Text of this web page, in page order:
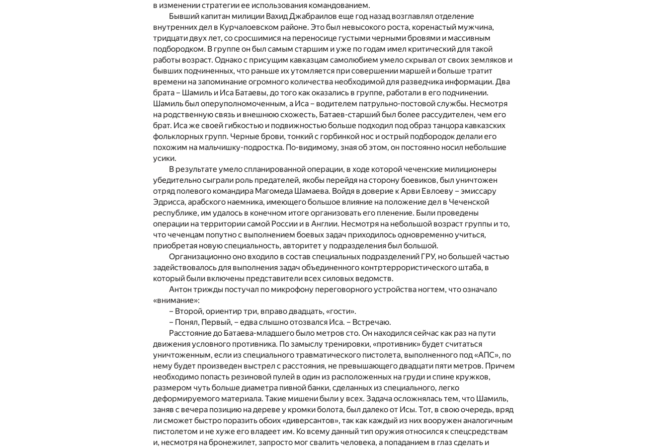
в изменении стратегии ее использования командованием.
Бывший капитан милиции Вахид Джабраилов еще год назад возглавлял отделение
внутренних дел в Курчалоевском районе. Это был невысокого роста, коренастый мужчина,
тридцати двух лет, со сросшимися на переносице густыми черными бровями и массивным
подбородком. В группе он был самым старшим и уже по годам имел критический для такой
работы возраст. Однако с присущим кавказцам самолюбием умело скрывал от своих земляков и
бывших подчиненных, что раньше их утомляется при совершении маршей и больше тратит
времени на запоминание огромного количества необходимой для разведчика информации. Два
брата – Шамиль и Иса Батаевы, до того как оказались в группе, работали в его подчинении.
Шамиль был оперуполномоченным, а Иса – водителем патрульно-постовой службы. Несмотря
на родственную связь и внешнюю схожесть, Батаев-старший был более рассудителен, чем его
брат. Иса же своей гибкостью и подвижностью больше подходил под образ танцора кавказских
фольклорных групп. Черные брови, тонкий с горбинкой нос и острый подбородок делали его
похожим на мальчишку-подростка. По-видимому, зная об этом, он постоянно носил небольшие
усики.
В результате умело спланированной операции, в ходе которой чеченские милиционеры
убедительно сыграли роль предателей, якобы перейдя на сторону боевиков, был уничтожен
отряд полевого командира Магомеда Шамаева. Войдя в доверие к Арви Евлоеву – эмиссару
Эдрисса, арабского наемника, имеющего большое влияние на положение дел в Чеченской
республике, им удалось в конечном итоге организовать его пленение. Были проведены
операции на территории самой России и в Англии. Несмотря на небольшой возраст группы и то,
что чеченцам попутно с выполнением боевых задач приходилось одновременно учиться,
приобретая новую специальность, авторитет у подразделения был большой.
Организационно оно входило в состав специальных подразделений ГРУ, но большей частью
задействовалось для выполнения задач объединенного контртеррористического штаба, в
который были включены представители всех силовых ведомств.
Антон трижды постучал по микрофону переговорного устройства ногтем, что означало
«внимание»:
– Второй, ориентир три, вправо двадцать, «гости».
– Понял, Первый, – едва слышно отозвался Иса. – Встречаю.
Расстояние до Батаева-младшего было метров сто. Он находился сейчас как раз на пути
движения условного противника. По замыслу тренировки, «противник» будет считаться
уничтоженным, если из специального травматического пистолета, выполненного под «АПС», по
нему будет произведен выстрел с расстояния, не превышающего двадцати пяти метров. Причем
необходимо попасть резиновой пулей в один из расположенных на груди и спине кружков,
размером чуть больше диаметра пивной банки, сделанных из специального, легко
деформируемого материала. Такие мишени были у всех. Задача осложнялась тем, что Шамиль,
заняв с вечера позицию на дереве у кромки болота, был далеко от Исы. Тот, в свою очередь, вряд
ли сможет быстро поразить обоих «диверсантов», так как каждый из них вооружен аналогичным
пистолетом и не хуже его владеет им. Ко всему данный тип оружия относился к спецсредствам
и, несмотря на бронежилет, запросто мог свалить человека, а попаданием в глаз сделать и